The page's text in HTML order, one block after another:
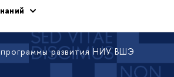
развития НИУ ВШЭ